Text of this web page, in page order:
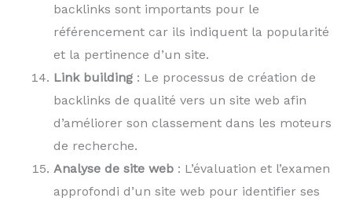
backlinks sont importants pour le
référencement car ils indiquent la popularité
et la pertinence d’un site.
Link building : Le processus de création de
backlinks de qualité vers un site web afin
d’améliorer son classement dans les moteurs
de recherche.
Analyse de site web : L’évaluation et l’examen
approfondi d’un site web pour identifier ses